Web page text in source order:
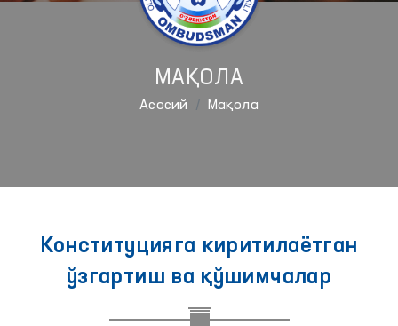
МАҚОЛА
Aсосий Мақола
Конституцияга киритилаётган
ўзгартиш ва қўшимчалар